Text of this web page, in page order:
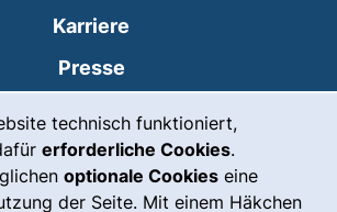
technisch funktioniert,
erforderliche Cookies.
optionale Cookies eine
der Seite. Mit einem Häkchen
Karriere
Presse
Leichte Sprache
Gebärdensprache